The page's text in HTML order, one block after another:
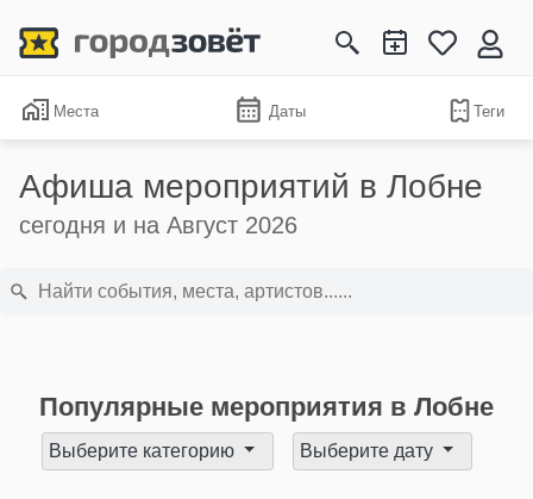
Места Даты Теги
Афиша мероприятий в Лобне
сегодня и на Август 2026
Популярные мероприятия в Лобне
Выберите категорию Выберите дату